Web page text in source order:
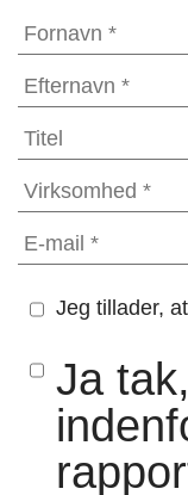
Jeg tillader,
Ja